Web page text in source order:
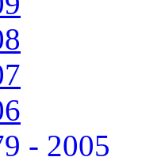
- 2005